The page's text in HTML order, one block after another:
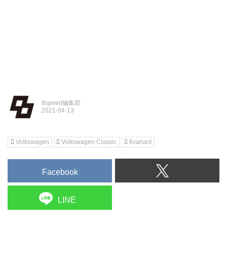
8speed編集部
Volkswagen Volkswagen Classic 6variant
Facebook
LINE